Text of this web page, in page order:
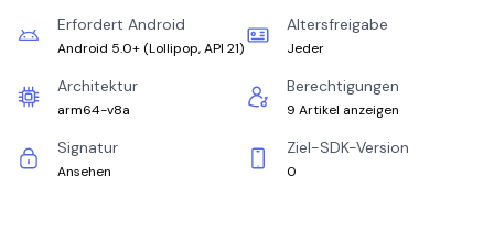
Erfordert Android
Android 5.0+ (Lollipop, API 21)
Altersfreigabe
Jeder
Architektur
arm64-v8a
Berechtigungen
9 Artikel anzeigen
Signatur
Ansehen
Ziel-SDK-Version
0